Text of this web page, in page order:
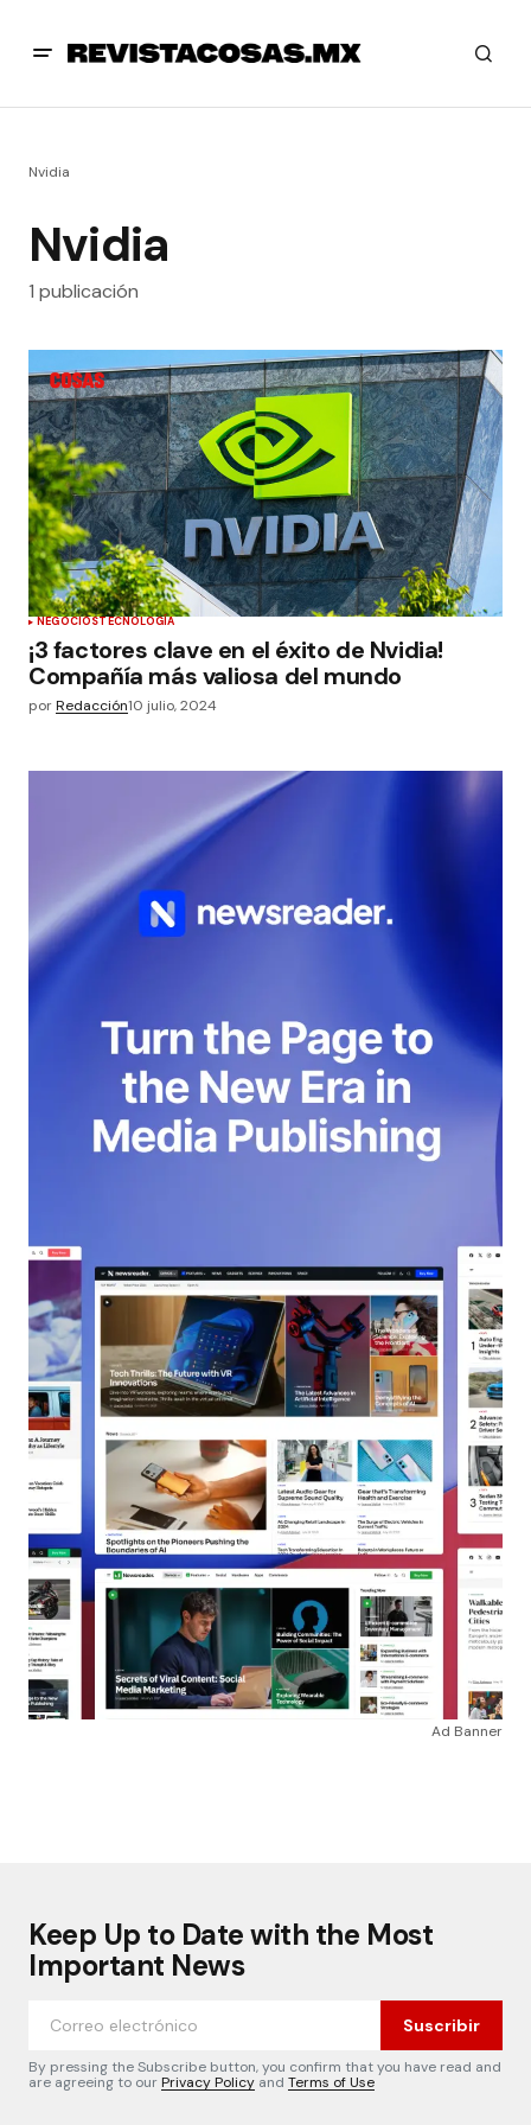
Nvidia
Nvidia
1 publicación
NEGOCIOSTECNOLOGÍA
¡3 factores clave en el éxito de Nvidia!
Compañía más valiosa del mundo
porRedacción10 julio, 2024
Ad Banner
Keep Up to Date with the Most
Important News
Suscribir
By pressing the Subscribe button, you confirm that you have read and
are agreeing to ourPrivacy Policy and Terms of Use